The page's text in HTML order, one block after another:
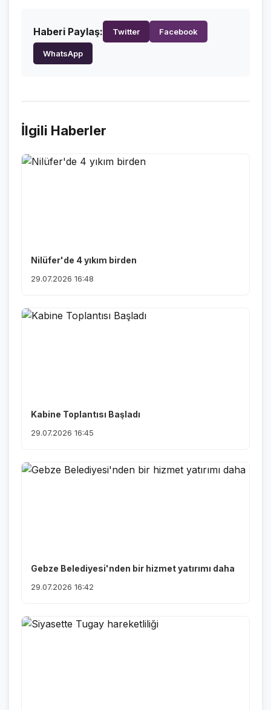
Haberi Paylaş: Twitter Facebook
WhatsApp
İlgili Haberler
Nilüfer'de 4 yıkım birden
29.07.2026 16:48
Kabine Toplantısı Başladı
29.07.2026 16:45
Gebze Belediyesi'nden bir hizmet yatırımı daha
29.07.2026 16:42